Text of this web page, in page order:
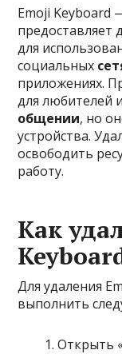
Emoji Keyboard
предоставляет
для
социальных
приложениях.
для любителей
общении, но
устройства.
освободить
работу.
Как
Для удаления
выполнить
Открыть